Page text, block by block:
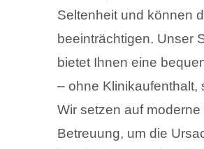
Seltenheit und können
beeinträchtigen. Unser
bietet Ihnen eine
– ohne Klinikaufenthalt,
Wir setzen auf
Betreuung, um die